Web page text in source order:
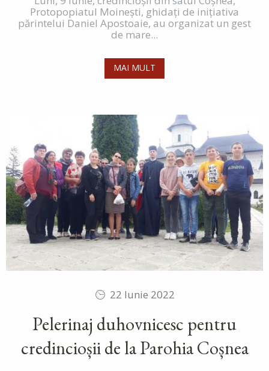
Protopopiatul Moinești, ghidați de inițiativa
părintelui Daniel Apostoaie, au organizat un gest
de mare...
MAI MULT
22 Iunie 2022
Pelerinaj duhovnicesc pentru
credincioșii de la Parohia Coșnea